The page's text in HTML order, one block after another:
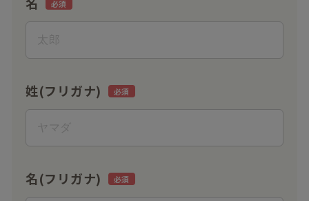
姓(フリガナ)
名(フリガナ)